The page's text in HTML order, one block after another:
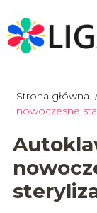
Strona główna
nowoczesne